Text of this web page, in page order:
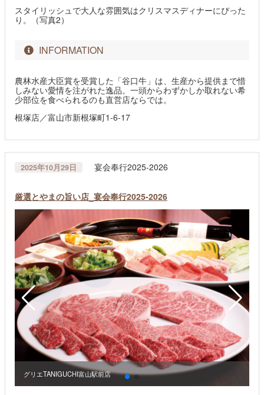
スタイリッシュで大人な雰囲気はクリスマスディナーにぴった
り。（写真2）
INFORMATION
農林水産大臣賞を受賞した「谷口牛」は、生産から提供まで惜
しみない愛情を注がれた逸品。一頭からわずかしか取れない希
少部位を食べられるのも直営店ならでは。
根塚店／富山市新根塚町1-6-17
2025年10月29日 宴会奉行2025-2026
厳選とやまの旨い店_宴会奉行2025-2026
グリエTANIGUCHI富山駅前店